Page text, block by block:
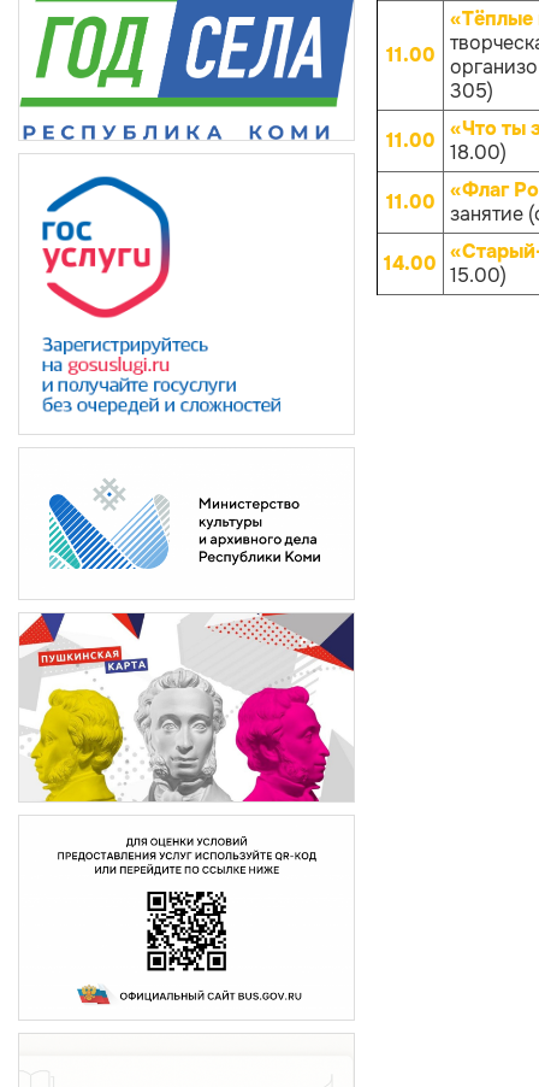
11.00
«Тёплые
305)
11.00
«Что ты
18.00)
11.00
«Флаг
занятие
14.00 15.00)